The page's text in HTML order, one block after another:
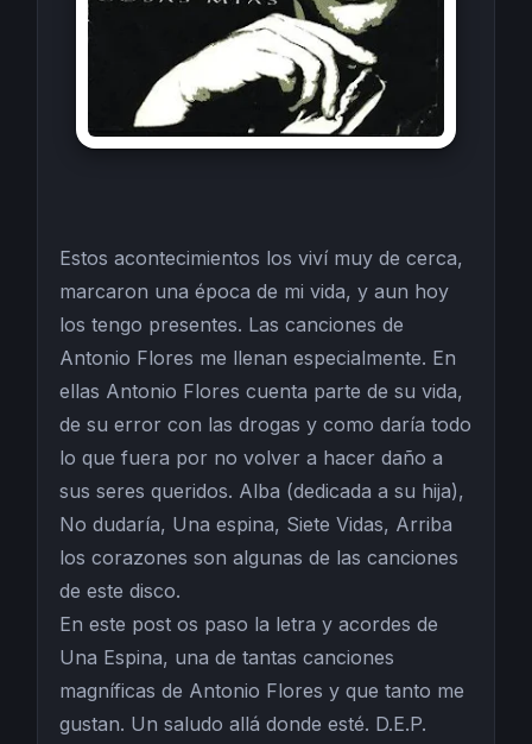
Estos acontecimientos los viví muy de cerca,
marcaron una época de mi vida, y aun hoy
los tengo presentes. Las canciones de
Antonio Flores me llenan especialmente. En
ellas Antonio Flores cuenta parte de su vida,
de su error con las drogas y como daría todo
lo que fuera por no volver a hacer daño a
sus seres queridos. Alba (dedicada a su hija),
No dudaría, Una espina, Siete Vidas, Arriba
los corazones son algunas de las canciones
de este disco.
En este post os paso la letra y acordes de
Una Espina, una de tantas canciones
magníficas de Antonio Flores y que tanto me
gustan. Un saludo allá donde esté. D.E.P.